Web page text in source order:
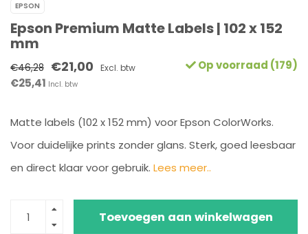
EPSON
Epson Premium Matte Labels | 102 x 152
mm
€46,28 €21,00 Excl. btw
€25,41 Incl. btw
Op voorraad (179)
Matte labels (102 x 152 mm) voor Epson ColorWorks.
Voor duidelijke prints zonder glans. Sterk, goed leesbaar
en direct klaar voor gebruik. Lees meer..
Toevoegen aan winkelwagen